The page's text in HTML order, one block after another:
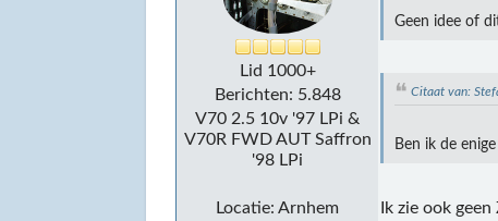
Lid 1000+
Berichten: 5.848
V70 2.5 10v '97 LPi &
V70R FWD AUT Saffron
'98 LPi
Locatie: Arnhem
Geen idee of
Citaat van:
Ben ik de
Ik zie ook